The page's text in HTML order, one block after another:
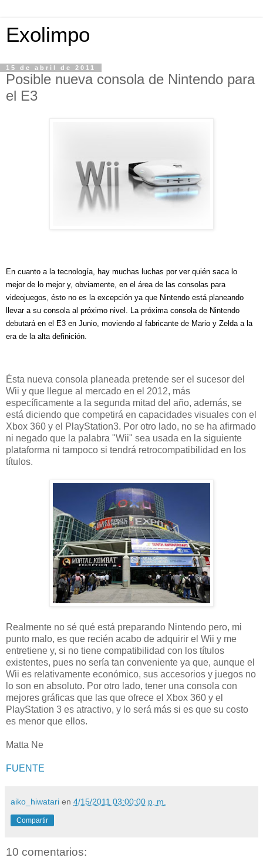
Exolimpo
15 de abril de 2011
Posible nueva consola de Nintendo para
el E3
En cuanto a la tecnología, hay muchas luchas por ver quién saca lo
mejor de lo mejor y, obviamente, en el área de las consolas para
videojuegos, ésto no es la excepción ya que Nintendo está planeando
llevar a su consola al próximo nivel. La próxima consola de Nintendo
debutará en el E3 en Junio, moviendo al fabricante de Mario y Zelda a la
era de la alta definición.
Ésta nueva consola planeada pretende ser el sucesor del
Wii y que llegue al mercado en el 2012, más
específicamente a la segunda mitad del año, además, se
está diciendo que competirá en capacidades visuales con el
Xbox 360 y el PlayStation3. Por otro lado, no se ha afirmado
ni negado que la palabra "Wii" sea usada en la siguiente
plataforma ni tampoco si tendrá retrocompatibilidad en los
títulos.
Realmente no sé qué está preparando Nintendo pero, mi
punto malo, es que recién acabo de adquirir el Wii y me
entretiene y, si no tiene compatibilidad con los títulos
existentes, pues no sería tan conveniente ya que, aunque el
Wii es relativamente económico, sus accesorios y juegos no
lo son en absoluto. Por otro lado, tener una consola con
mejores gráficas que las que ofrece el Xbox 360 y el
PlayStation 3 es atractivo, y lo será más si es que su costo
es menor que ellos.
Matta Ne
FUENTE
aiko_hiwatari en 4/15/2011 03:00:00 p. m.
Compartir
10 comentarios: